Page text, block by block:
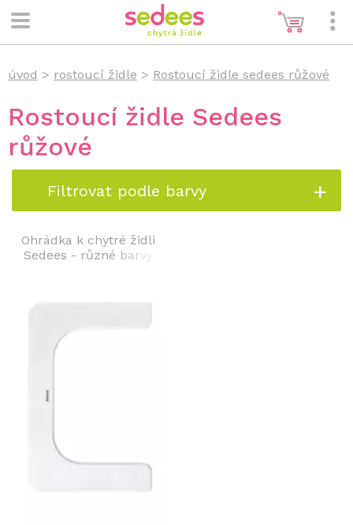
úvod > rostoucí židle > Rostoucí židle sedees růžové
Rostoucí židle Sedees
růžové
Filtrovat podle barvy
Ohrádka k chytré židli
Sedees - různé barvy